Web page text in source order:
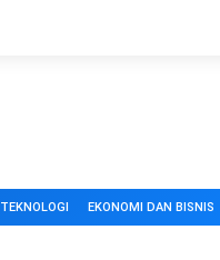
TEKNOLOGI EKONOMI DAN BISNIS